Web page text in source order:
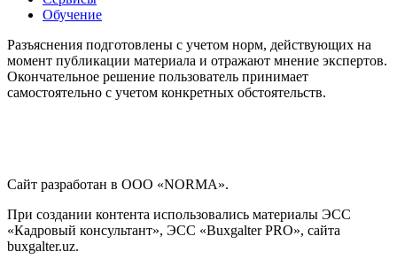
Обучение
Разъяснения подготовлены с учетом норм, действующих на
момент публикации материала и отражают мнение экспертов.
Окончательное решение пользователь принимает
самостоятельно с учетом конкретных обстоятельств.
Сайт разработан в ООО «NORMA».
При создании контента использовались материалы ЭСС
«Кадровый консультант», ЭСС «Buxgalter PRO», сайта
buxgalter.uz.